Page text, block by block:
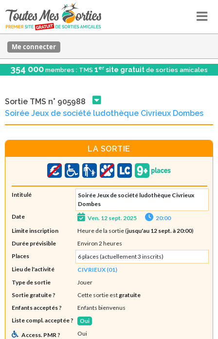
Me connecter
354 000 membres : TMS 1er site gratuit de sorties amicales
Sortie TMS n° 905988
Soirée Jeux de société ludothèque Civrieux Dombes
LA SORTIE
Intitulé
Soirée Jeux de société ludothèque Civrieux
Dombes
Date
Ven. 12 sept. 2025
20:00
Limite inscription
Heure de la sortie (jusqu'au 12 sept. à 20:00)
Durée prévisible
Environ 2 heures
Places
6 places (actuellement 3 inscrits)
Lieu de l'activité
CIVRIEUX (01)
Type de sortie
Jouer
Sortie gratuite ?
Cette sortie est gratuite
Enfants acceptés ?
Enfants bienvenus
Liste compl. acceptée ?
Oui
Access. PMR ?
Oui